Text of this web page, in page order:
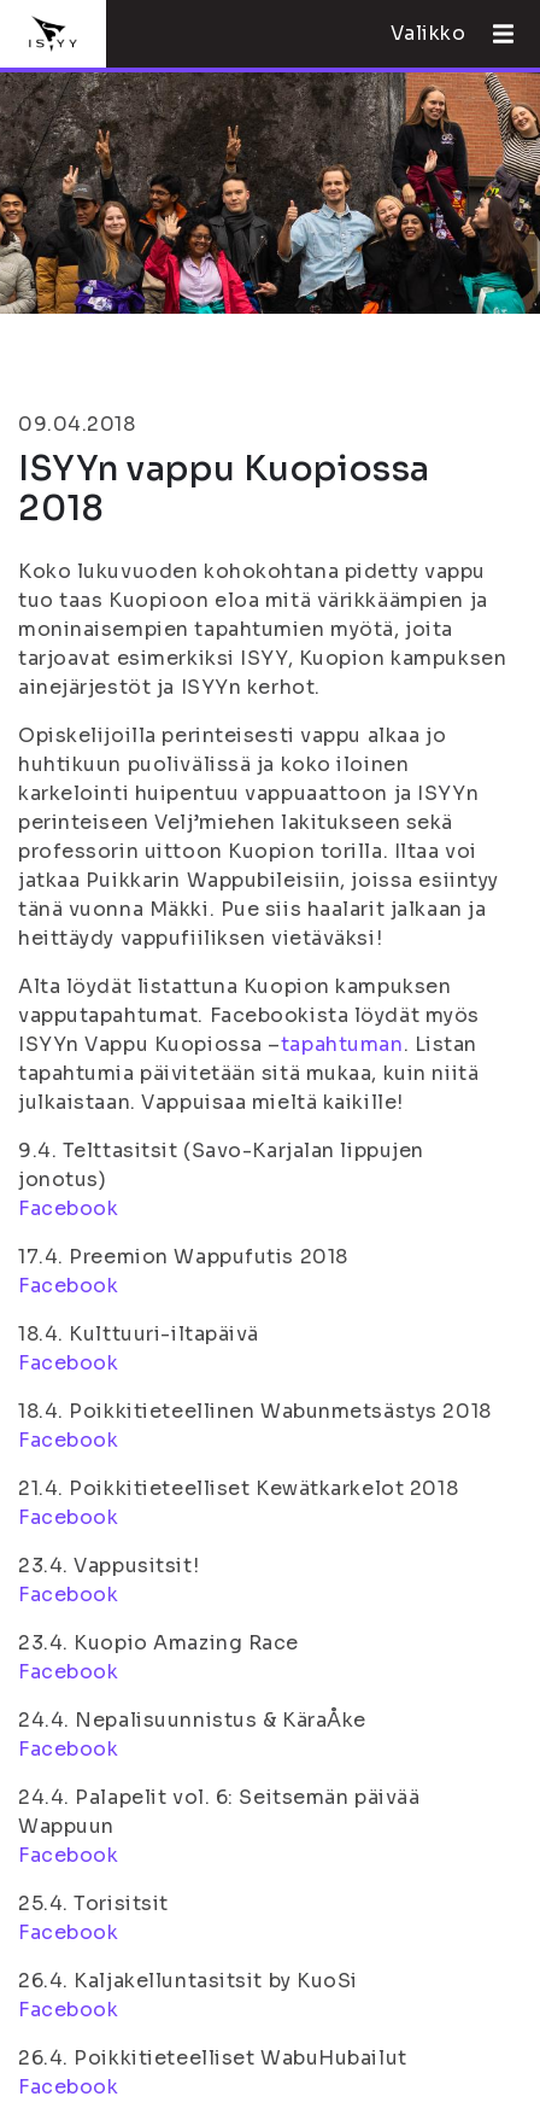
Valikko
09.04.2018
ISYYn vappu Kuopiossa
2018
Koko lukuvuoden kohokohtana pidetty vappu
tuo taas Kuopioon eloa mitä värikkäämpien ja
moninaisempien tapahtumien myötä, joita
tarjoavat esimerkiksi ISYY, Kuopion kampuksen
ainejärjestöt ja ISYYn kerhot.
Opiskelijoilla perinteisesti vappu alkaa jo
huhtikuun puolivälissä ja koko iloinen
karkelointi huipentuu vappuaattoon ja ISYYn
perinteiseen Velj’miehen lakitukseen sekä
professorin uittoon Kuopion torilla. Iltaa voi
jatkaa Puikkarin Wappubileisiin, joissa esiintyy
tänä vuonna Mäkki. Pue siis haalarit jalkaan ja
heittäydy vappufiiliksen vietäväksi!
Alta löydät listattuna Kuopion kampuksen
vapputapahtumat. Facebookista löydät myös
ISYYn Vappu Kuopiossa –tapahtuman. Listan
tapahtumia päivitetään sitä mukaa, kuin niitä
julkaistaan. Vappuisaa mieltä kaikille!
9.4. Telttasitsit (Savo-Karjalan lippujen
jonotus)
Facebook
17.4. Preemion Wappufutis 2018
Facebook
18.4. Kulttuuri-iltapäivä
Facebook
18.4. Poikkitieteellinen Wabunmetsästys 2018
Facebook
21.4. Poikkitieteelliset Kewätkarkelot 2018
Facebook
23.4. Vappusitsit!
Facebook
23.4. Kuopio Amazing Race
Facebook
24.4. Nepalisuunnistus & KäraÅke
Facebook
24.4. Palapelit vol. 6: Seitsemän päivää
Wappuun
Facebook
25.4. Torisitsit
Facebook
26.4. Kaljakelluntasitsit by KuoSi
Facebook
26.4. Poikkitieteelliset WabuHubailut
Facebook